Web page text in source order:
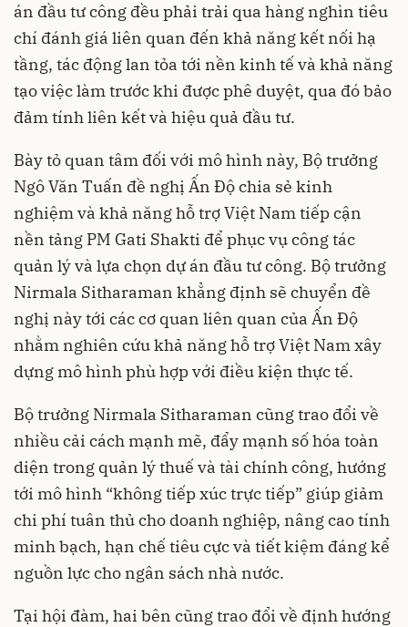
án đầu tư công đều phải trải qua hàng nghìn tiêu
chí đánh giá liên quan đến khả năng kết nối hạ
tầng, tác động lan tỏa tới nền kinh tế và khả năng
tạo việc làm trước khi được phê duyệt, qua đó bảo
đảm tính liên kết và hiệu quả đầu tư.
Bày tỏ quan tâm đối với mô hình này, Bộ trưởng
Ngô Văn Tuấn đề nghị Ấn Độ chia sẻ kinh
nghiệm và khả năng hỗ trợ Việt Nam tiếp cận
nền tảng PM Gati Shakti để phục vụ công tác
quản lý và lựa chọn dự án đầu tư công. Bộ trưởng
Nirmala Sitharaman khẳng định sẽ chuyển đề
nghị này tới các cơ quan liên quan của Ấn Độ
nhằm nghiên cứu khả năng hỗ trợ Việt Nam xây
dựng mô hình phù hợp với điều kiện thực tế.
Bộ trưởng Nirmala Sitharaman cũng trao đổi về
nhiều cải cách mạnh mẽ, đẩy mạnh số hóa toàn
diện trong quản lý thuế và tài chính công, hướng
tới mô hình “không tiếp xúc trực tiếp” giúp giảm
chi phí tuân thủ cho doanh nghiệp, nâng cao tính
minh bạch, hạn chế tiêu cực và tiết kiệm đáng kể
nguồn lực cho ngân sách nhà nước.
Tại hội đàm, hai bên cũng trao đổi về định hướng